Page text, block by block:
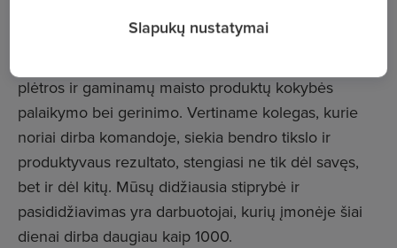
kviečiame prisijungti darbuotojus, kurie gebėtų savo
plėtros ir gaminamų maisto produktų kokybės
palaikymo bei gerinimo. Vertiname kolegas, kurie
noriai dirba komandoje, siekia bendro tikslo ir
produktyvaus rezultato, stengiasi ne tik dėl savęs,
bet ir dėl kitų. Mūsų didžiausia stiprybė ir
pasididžiavimas yra darbuotojai, kurių įmonėje šiai
dienai dirba daugiau kaip 1000.
Slapukų nustatymai